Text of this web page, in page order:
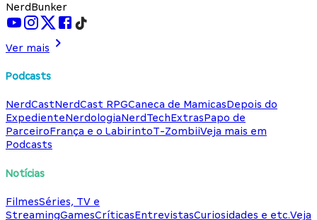
NerdBunker
Ver mais
Podcasts
NerdCastNerdCast RPGCaneca de MamicasDepois do
ExpedienteNerdologiaNerdTechExtrasPapo de
ParceiroFrança e o LabirintoT-ZombiiVeja mais em
Podcasts
Notícias
FilmesSéries, TV e
StreamingGamesCríticasEntrevistasCuriosidades e etc.Veja